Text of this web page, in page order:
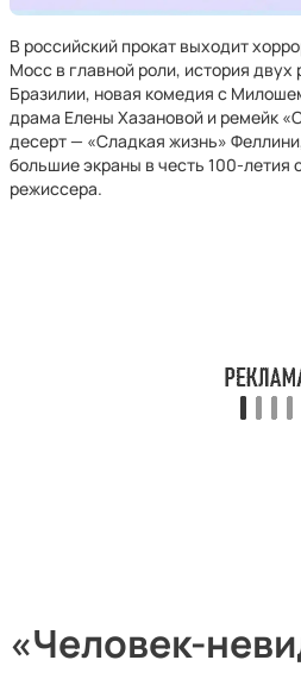
В российский прокат выходит
Мосс в главной роли, история двух
Бразилии, новая комедия с
драма Елены Хазановой и ремейк
десерт — «Сладкая жизнь»
большие экраны в честь 100-летия
режиссера.
«Человек-